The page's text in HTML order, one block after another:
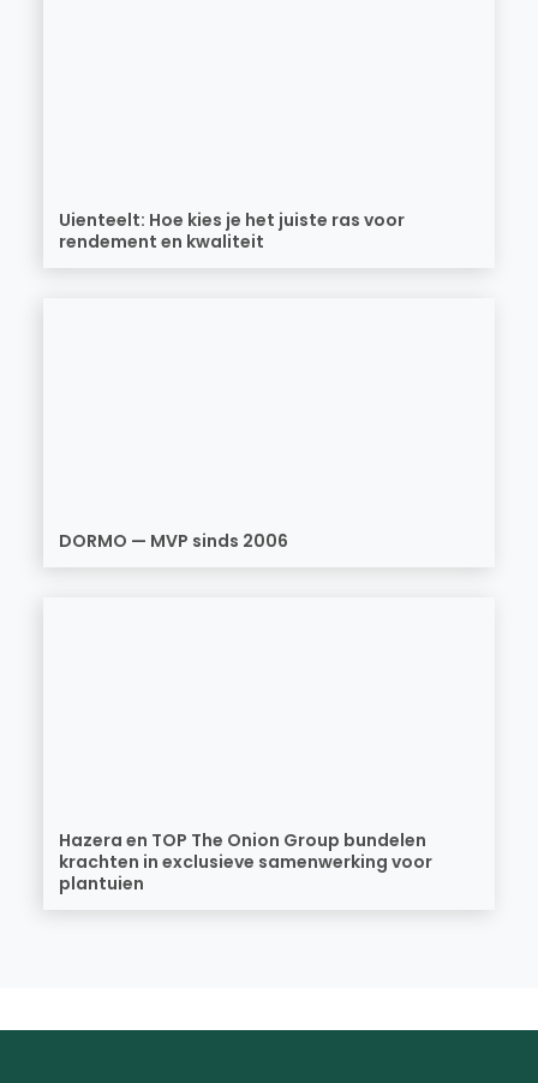
Uienteelt: Hoe kies je het juiste ras voor
rendement en kwaliteit
DORMO — MVP sinds 2006
Hazera en TOP The Onion Group bundelen
krachten in exclusieve samenwerking voor
plantuien